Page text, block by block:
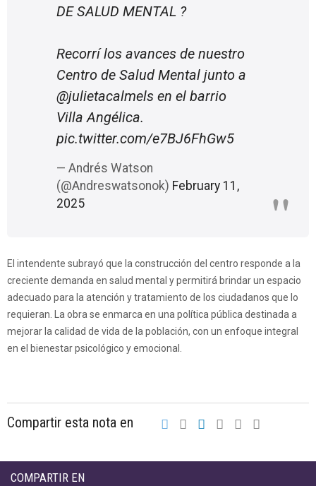
DE SALUD MENTAL ?
Recorrí los avances de nuestro
Centro de Salud Mental junto a
@julietacalmels en el barrio
Villa Angélica.
pic.twitter.com/e7BJ6FhGw5
— Andrés Watson
(@Andreswatsonok) February 11,
2025
El intendente subrayó que la construcción del centro responde a la
creciente demanda en salud mental y permitirá brindar un espacio
adecuado para la atención y tratamiento de los ciudadanos que lo
requieran. La obra se enmarca en una política pública destinada a
mejorar la calidad de vida de la población, con un enfoque integral
en el bienestar psicológico y emocional.
Compartir esta nota en
COMPARTIR EN